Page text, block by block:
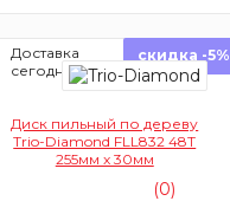
Доставка
сегодня
скидка -5%
Диск пильный по дереву
Trio-Diamond FLL832 48Т
255мм x 30мм
(0)